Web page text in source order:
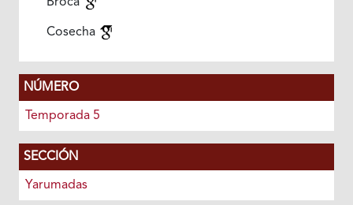
Cosecha
NÚMERO
Temporada 5
SECCIÓN
Yarumadas